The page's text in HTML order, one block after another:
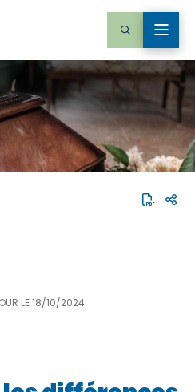
LE18/10/2024